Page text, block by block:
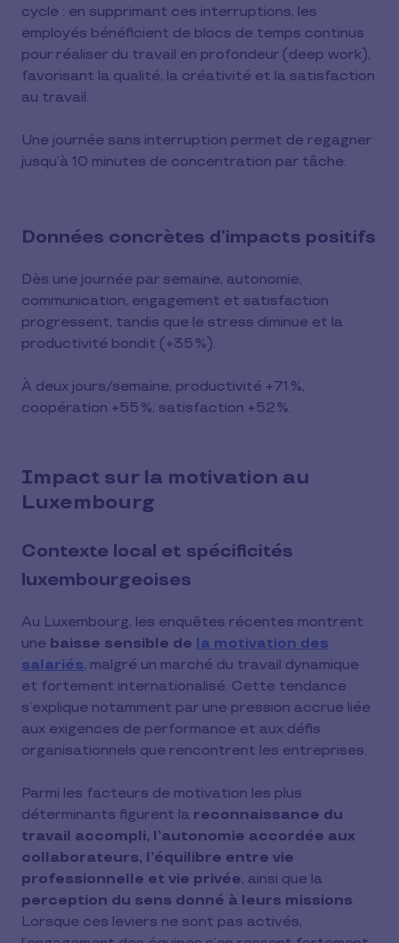
cycle : en supprimant ces interruptions, les
employés bénéficient de blocs de temps continus
pour réaliser du travail en profondeur (deep work),
favorisant la qualité, la créativité et la satisfaction
au travail.
Une journée sans interruption permet de regagner
jusqu’à 10 minutes de concentration par tâche.
Données concrètes d’impacts positifs
Dès une journée par semaine, autonomie,
communication, engagement et satisfaction
progressent, tandis que le stress diminue et la
productivité bondit (+35 %).
À deux jours/semaine, productivité +71 %,
coopération +55 %, satisfaction +52 %.
Impact sur la motivation au
Luxembourg
Contexte local et spécificités
luxembourgeoises
Au Luxembourg, les enquêtes récentes montrent
une baisse sensible de la motivation des
salariés, malgré un marché du travail dynamique
et fortement internationalisé. Cette tendance
s’explique notamment par une pression accrue liée
aux exigences de performance et aux défis
organisationnels que rencontrent les entreprises.
Parmi les facteurs de motivation les plus
déterminants figurent la reconnaissance du
travail accompli, l’autonomie accordée aux
collaborateurs, l’équilibre entre vie
professionnelle et vie privée, ainsi que la
perception du sens donné à leurs missions.
Lorsque ces leviers ne sont pas activés,